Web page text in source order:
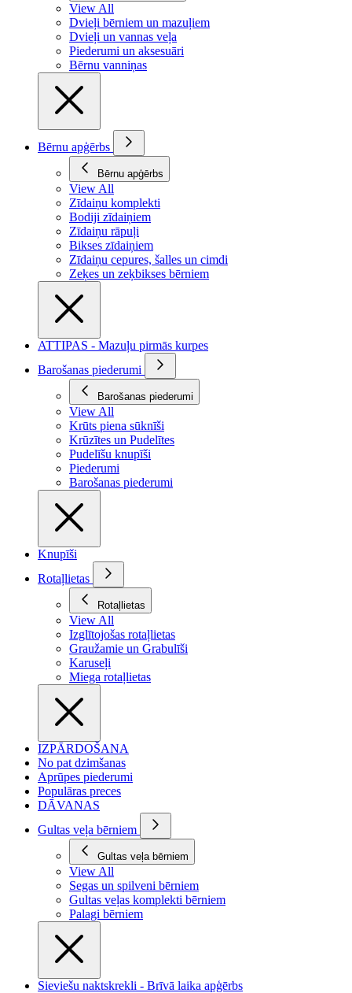
View All
Dvieļi bērniem un mazuļiem
Dvieļi un vannas veļa
Piederumi un aksesuāri
Bērnu vanniņas
Bērnu apģērbs
Bērnu apģērbs
View All
Zīdaiņu komplekti
Bodiji zīdaiņiem
Zīdaiņu rāpuļi
Bikses zīdaiņiem
Zīdaiņu cepures, šalles un cimdi
Zeķes un zeķbikses bērniem
ATTIPAS - Mazuļu pirmās kurpes
Barošanas piederumi
Barošanas piederumi
View All
Krūts piena sūknīši
Krūzītes un Pudelītes
Pudelīšu knupīši
Piederumi
Barošanas piederumi
Knupīši
Rotaļlietas
Rotaļlietas
View All
Izglītojošas rotaļlietas
Graužamie un Grabulīši
Karuseļi
Miega rotaļlietas
IZPĀRDOŠANA
No pat dzimšanas
Aprūpes piederumi
Populāras preces
DĀVANAS
Gultas veļa bērniem
Gultas veļa bērniem
View All
Segas un spilveni bērniem
Gultas veļas komplekti bērniem
Palagi bērniem
Sieviešu naktskrekli - Brīvā laika apģērbs